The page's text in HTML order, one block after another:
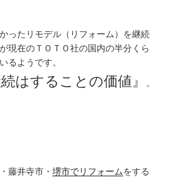
ったリモデル（リフォーム）を継続
現在のＴＯＴＯ社の国内の半分くら
るようです。
続はすることの価値』 。
藤井寺市・ 堺市でリフォーム をする